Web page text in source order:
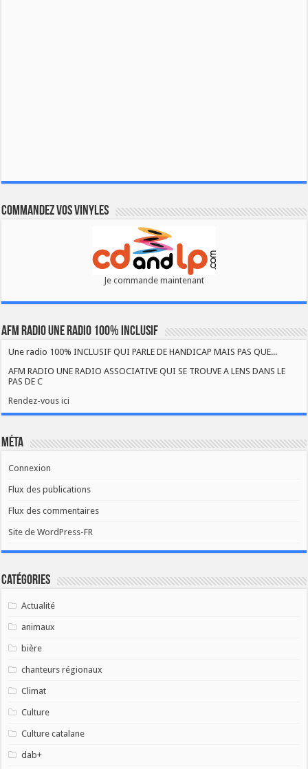
Commandez vos vinyles
Je commande maintenant
AFM RADIO UNE RADIO 100% INCLUSIF
Une radio 100% INCLUSIF QUI PARLE DE HANDICAP MAIS PAS QUE...
AFM RADIO UNE RADIO ASSOCIATIVE QUI SE TROUVE A LENS DANS LE
PAS DE C
Rendez-vous ici
Méta
Connexion
Flux des publications
Flux des commentaires
Site de WordPress-FR
Catégories
Actualité
animaux
bière
chanteurs régionaux
Climat
Culture
Culture catalane
dab+